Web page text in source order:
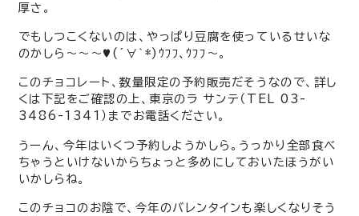
厚さ。
でもしつこくないのは、やっぱり豆腐を使っているせいな
のかしら～～～♥(´∀｀*)ｳﾌﾌ､ｳﾌﾌ～｡
このチョコレート、数量限定の予約販売だそうなので、詳し
くは下記をご確認の上、東京のラ サンテ（TEL 03-
3486-1341）までお電話ください。
うーん、今年はいくつ予約しようかしら。うっかり全部食べ
ちゃうといけないからちょっと多めにしておいたほうがい
いかしらね。
このチョコのお陰で、今年のバレンタインも楽しくなりそう